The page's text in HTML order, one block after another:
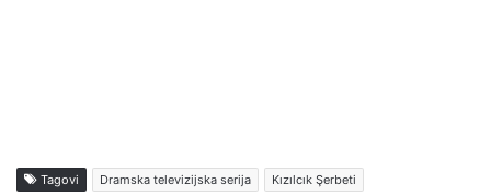
Tagovi Dramska televizijska serija
Kızılcık Şerbeti